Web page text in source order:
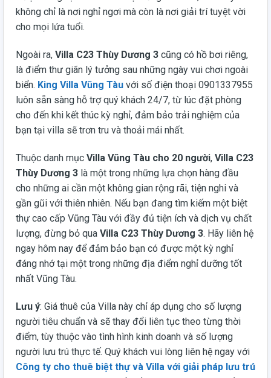
không chỉ là nơi nghỉ ngơi mà còn là nơi giải trí tuyệt vời
cho mọi lứa tuổi.
Ngoài ra, Villa C23 Thùy Dương 3 cũng có hồ bơi riêng,
là điểm thư giãn lý tưởng sau những ngày vui chơi ngoài
biển. King Villa Vũng Tàu với số điện thoại 0901337955
luôn sẵn sàng hỗ trợ quý khách 24/7, từ lúc đặt phòng
cho đến khi kết thúc kỳ nghỉ, đảm bảo trải nghiệm của
bạn tại villa sẽ trơn tru và thoải mái nhất.
Thuộc danh mục Villa Vũng Tàu cho 20 người, Villa C23
Thùy Dương 3 là một trong những lựa chọn hàng đầu
cho những ai cần một không gian rộng rãi, tiện nghi và
gần gũi với thiên nhiên. Nếu bạn đang tìm kiếm một biệt
thự cao cấp Vũng Tàu với đầy đủ tiện ích và dịch vụ chất
lượng, đừng bỏ qua Villa C23 Thùy Dương 3. Hãy liên hệ
ngay hôm nay để đảm bảo bạn có được một kỳ nghỉ
đáng nhớ tại một trong những địa điểm nghỉ dưỡng tốt
nhất Vũng Tàu.
Lưu ý: Giá thuê của Villa này chỉ áp dụng cho số lượng
người tiêu chuẩn và sẽ thay đổi liên tục theo từng thời
điểm, tùy thuộc vào tình hình kinh doanh và số lượng
người lưu trú thực tế. Quý khách vui lòng liên hệ ngay với
Công ty cho thuê biệt thự và Villa với giải pháp lưu trú